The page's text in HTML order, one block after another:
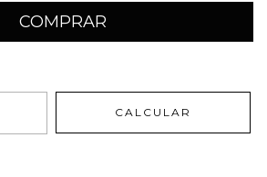
CALCULAR